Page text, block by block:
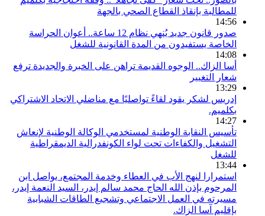
للمطالبة بإنقاذ القطاع الصحي بالجهة
14:56
صدور قانون جديد يُنهي نظام 12 ساعة.. أعوان الحراسة
الخاصة يستفيدون من المدة القانونية للشغل
14:08
أسا الزاك.. الوجوه القديمة تراهن على الخبرة والجديدة ترفع
شعار التغيير
13:29
إدريس لشكر يقود لقاءً تواصليًا مع مناضلي الاتحاد الاشتراكي
بكلميم.
14:27
تأسيس النقابة الوطنية لمستخدمي الوكالة الوطنية لإنعاش
التشغيل والكفاءات تحت لواء الكونفدرالية الديمقراطية
للشغل
13:44
استمرارا لنهج الأب في العطاء وخدمة المجتمع، يواصل ابن
المرحوم بإذن الله الحاج محمد سالم إيدر، السيد النعمة إيدر،
مسيرته في العمل الاجتماعي وتشجيع الطاقات الشبابية
بإقليم آسا الزاك.